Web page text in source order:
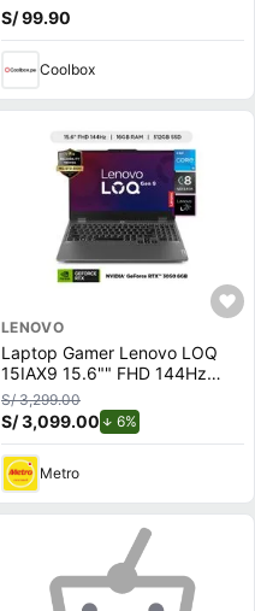
S/ 99.90
Coolbox
LENOVO
Laptop Gamer Lenovo LOQ
15IAX9 15.6"" FHD 144Hz
Intel Core i5-12450HX 512GB
SSD 16GB RTX 3050 6GB
S/ 3,299.00
S/ 3,099.00 6%
Metro